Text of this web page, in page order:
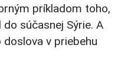
príkladom toho,
súčasnej Sýrie. A
v priebehu